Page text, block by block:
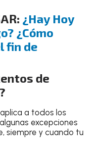
¿Hay Hoy
¿Cómo
fin de
de
a todos los
excepciones
siempre y cuando tu